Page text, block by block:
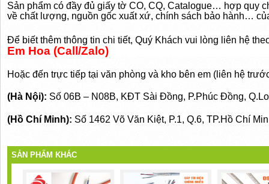
Sản phẩm có đầy đủ giấy tờ CO, CQ, Catalogue… hợp quy
về chất lượng, nguồn gốc xuất xứ, chính sách bảo hành…
Để biết thêm thông tin chi tiết, Quý Khách vui lòng liên hệ
Em Hoa (Call/Zalo)
Hoặc đến trực tiếp tại văn phòng và kho bên em(liên hệ
(Hà Nội): Số 06B – N08B, KĐT Sài Đồng, P.Phúc Đồng,
(Hồ Chí Minh): Số 1462 Võ Văn Kiệt, P.1, Q.6, TP.Hồ Chí
SẢN PHẨM KHÁC